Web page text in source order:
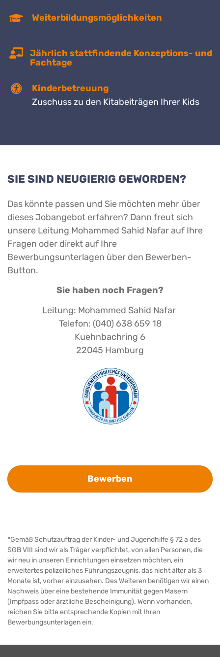
Weiterbildungsmöglichkeiten
Jährlich stattfindende Konzeptions- und
Fachtage
Kinderbetreuung
Zuschuss zu den Kitabeiträgen Ihrer Kids
SIE SIND NEUGIERIG GEWORDEN?
Das könnte passen und Sie möchten mehr über
dieses Jobangebot erfahren? Dann freut sich
unsere Leitung Mohammed Sahid Nafar auf Ihre
Fragen oder direkt auf Ihre
Bewerbungsunterlagen über den Bewerben-
Button.
Sie haben noch Fragen?
Leitung: Mohammed Sahid Nafar
Telefon: (040) 638 659 18
Kuehnbachring 6
22045 Hamburg
Bewerben
*Gemäß Schutzauftrag der Kinder- und Jugendhilfe § 72 a des
SGB VIII sind wir als Träger verpflichtet, von allen Personen, die
wir neu in unseren Einrichtungen einsetzen möchten, ein
erweitertes polizeiliches Führungszeugnis, das nicht älter als 3
Monate ist, vorher einzusehen. Des Weiteren benötigen wir einen
Nachweis über eine bestehende Immunität gegen Masern
(Impfpass oder ärztliche Bescheinigung). Wenn vorhanden,
reichen Sie bitte entsprechende Kopien mit Ihren
Bewerbungsunterlagen ein.